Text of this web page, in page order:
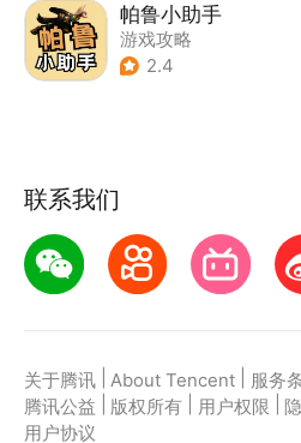
帕鲁小助手
游戏攻略
2.4
联系我们
关于腾讯 About Tencent 服务
腾讯公益
版权所有 用户权限
用户协议